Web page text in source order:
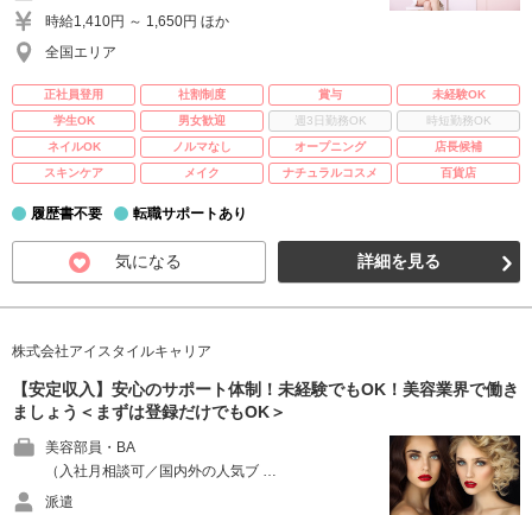
時給1,410円 ～ 1,650円 ほか
全国エリア
正社員登用 社割制度 賞与
未経験OK
学生OK
男女歓迎 週3日勤務OK
時短勤務OK
ネイルOK
ノルマなし オープニング
店長候補
スキンケア
メイク ナチュラルコスメ 百貨店
履歴書不要 転職サポートあり
気になる 詳細を見る
株式会社アイスタイルキャリア
【安定収入】安心のサポート体制！未経験でもOK！美容業界で働き
ましょう＜まずは登録だけでもOK＞
美容部員・BA
（入社月相談可／国内外の人気ブ …
派遣